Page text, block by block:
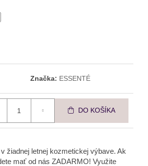
Značka: ESSENTÉ
DO KOŠÍKA
žiadnej letnej kozmetickej výbave. Ak
mať od nás ZADARMO! Využite